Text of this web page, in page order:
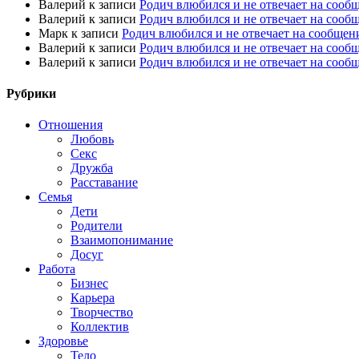
Валерий к записи Родич влюбился и не отвечает на
Валерий к записи Родич влюбился и не отвечает на
Марк к записи Родич влюбился и не отвечает на
Валерий к записи Родич влюбился и не отвечает на
Валерий к записи Родич влюбился и не отвечает на
Рубрики
Отношения
Любовь
Секс
Дружба
Расставание
Семья
Дети
Родители
Взаимопонимание
Досуг
Работа
Бизнес
Карьера
Творчество
Коллектив
Здоровье
Тело